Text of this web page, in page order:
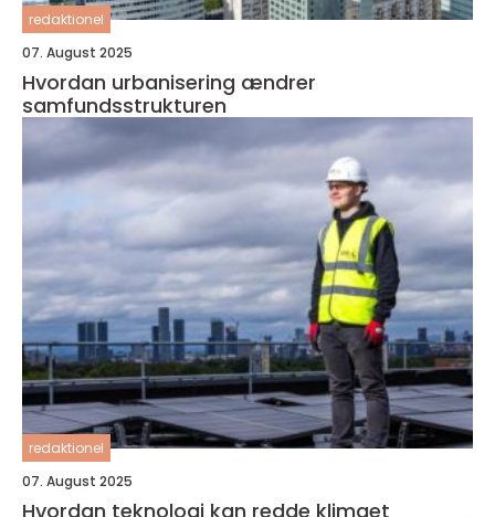
redaktionel
07. August 2025
Hvordan urbanisering ændrer
samfundsstrukturen
redaktionel
07. August 2025
Hvordan teknologi kan redde klimaet